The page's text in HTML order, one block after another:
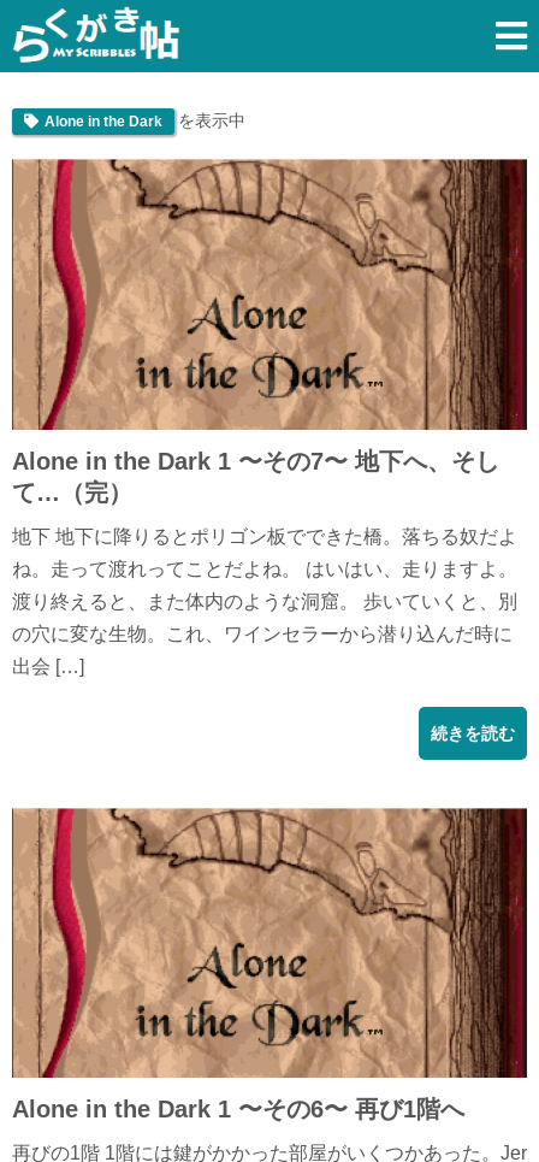
Alone in the Dark を表示中
Alone in the Dark 1 〜その7〜 地下へ、そし
て…（完）
地下 地下に降りるとポリゴン板でできた橋。落ちる奴だよ
ね。走って渡れってことだよね。 はいはい、走りますよ。
渡り終えると、また体内のような洞窟。 歩いていくと、別
の穴に変な生物。これ、ワインセラーから潜り込んだ時に
出会 […]
続きを読む
Alone in the Dark 1 〜その6〜 再び1階へ
再びの1階 1階には鍵がかかった部屋がいくつかあった。Jer